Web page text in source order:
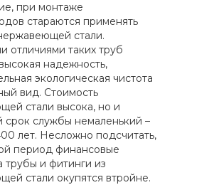
при монтаже
стараются применять
стали.
отличиями таких труб
надежность,
экологическая чистота
вид. Стоимость
стали высока, но и
срок службы немаленький –
лет. Несложно подсчитать,
период финансовые
трубы и фитинги из
стали окупятся втройне.